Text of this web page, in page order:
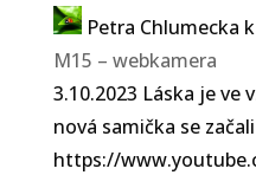
Petra Chlumecka k
M15 – webkamera
3.10.2023 Láska je ve
nová samička se
https://